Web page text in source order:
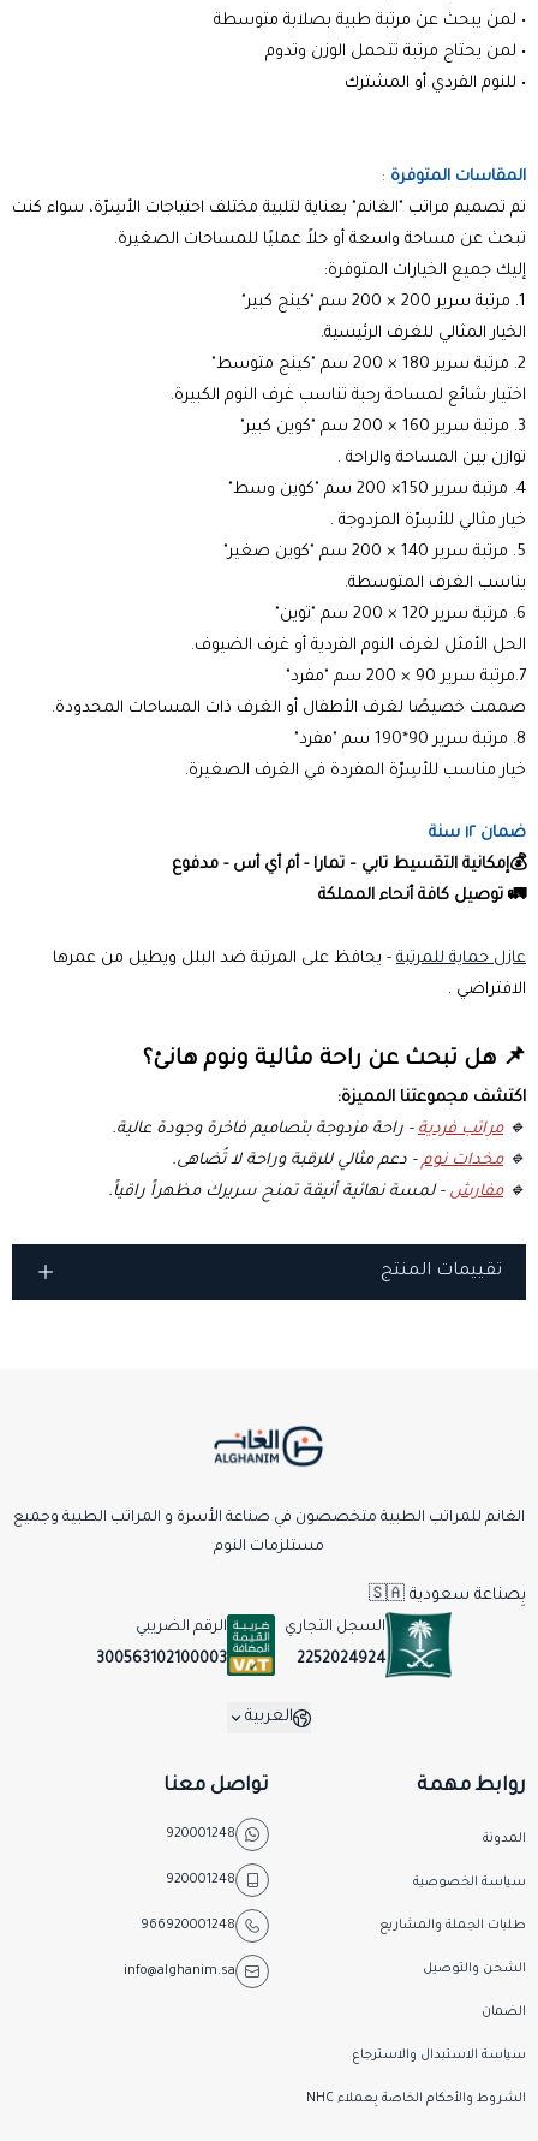
• لمن يبحث عن مرتبة طبية بصلابة متوسطة
• لمن يحتاج مرتبة تتحمل الوزن وتدوم
• للنوم الفردي أو المشترك
المقاسات المتوفرة :
تم تصميم مراتب "الغانم" بعناية لتلبية مختلف احتياجات الأسِرّة، سواء كنت
تبحث عن مساحة واسعة أو حلاً عمليًا للمساحات الصغيرة.
إليك جميع الخيارات المتوفرة:
1. مرتبة سرير 200 × 200 سم "كينج كبير"
الخيار المثالي للغرف الرئيسية.
2. مرتبة سرير 180 × 200 سم "كينج متوسط"
اختيار شائع لمساحة رحبة تناسب غرف النوم الكبيرة.
3. مرتبة سرير 160 × 200 سم "كوين كبير"
توازن بين المساحة والراحة .
4. مرتبة سرير 150× 200 سم "كوين وسط"
خيار مثالي للأسِرّة المزدوجة .
5. مرتبة سرير 140 × 200 سم "كوين صغير"
يناسب الغرف المتوسطة.
6. مرتبة سرير 120 × 200 سم "توين"
الحل الأمثل لغرف النوم الفردية أو غرف الضيوف.
7.مرتبة سرير 90 × 200 سم "مفرد"
صممت خصيصًا لغرف الأطفال أو الغرف ذات المساحات المحدودة.
8. مرتبة سرير 90*190 سم "مفرد"
خيار مناسب للأسِرّة المفردة في الغرف الصغيرة.
ضمان ١٢ سنة
💰إمكانية التقسيط تابي – تمارا - أم أي أس - مدفوع
🚛 توصيل كافة أنحاء المملكة
عازل حماية للمرتبة - يحافظ على المرتبة ضد البلل ويطيل من عمرها
الافتراضي .
📌 هل تبحث عن راحة مثالية ونوم هانئ؟
اكتشف مجموعتنا المميزة:
🔹مراتب فردية - راحة مزدوجة بتصاميم فاخرة وجودة عالية.
🔹مخدات نوم - دعم مثالي للرقبة وراحة لا تُضاهى.
🔹مفارش - لمسة نهائية أنيقة تمنح سريرك مظهراً راقياً.
تقييمات المنتج
الغانم للمراتب الطبية متخصصون في صناعة الأسرة و المراتب الطبية وجميع
مستلزمات النوم
بِصناعة سعودية 🇸🇦
السجل التجاري
2252024924
الرقم الضريبي
300563102100003
العربية
روابط مهمة
المدونة
سياسة الخصوصية
طلبات الجملة والمشاريع
الشحن والتوصيل
الضمان
سياسة الاستبدال والاسترجاع
الشروط والأحكام الخاصة بِـعملاء NHC
تواصل معنا
920001248
920001248
966920001248
info@alghanim.sa